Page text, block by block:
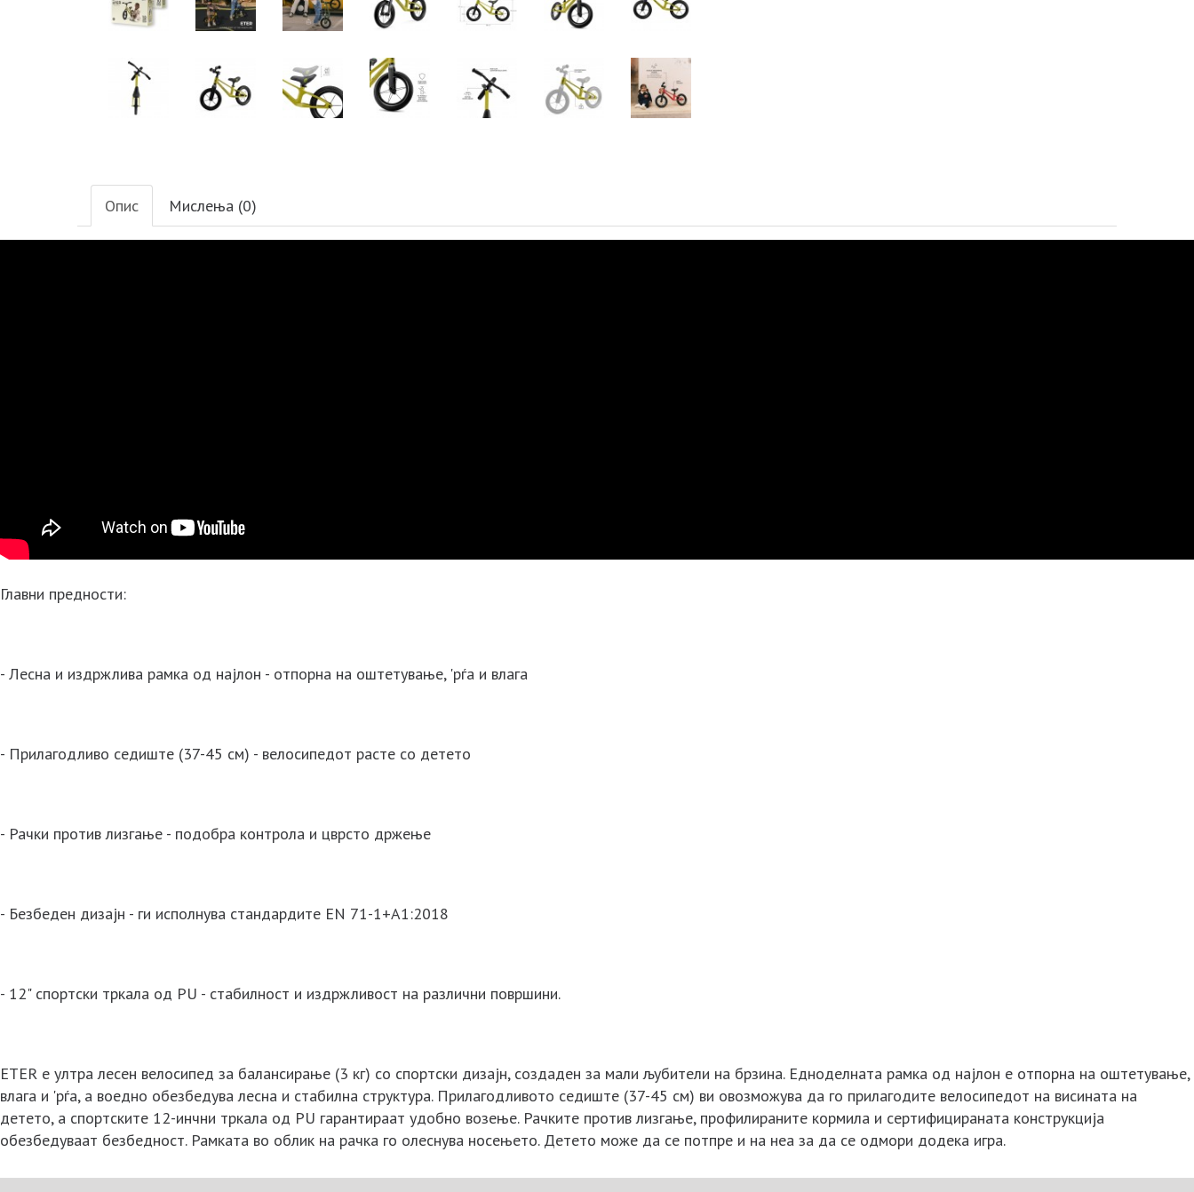
Опис Мислења (0)
Главни предности:
- Лесна и издржлива рамка од најлон - отпорна на оштетување, 'рѓа и влага
- Прилагодливо седиште (37-45 см) - велосипедот расте со детето
- Рачки против лизгање - подобра контрола и цврсто држење
- Безбеден дизајн - ги исполнува стандардите EN 71-1+A1:2018
- 12" спортски тркала од PU - стабилност и издржливост на различни површини.
ETER е ултра лесен велосипед за балансирање (3 кг) со спортски дизајн, создаден за мали љубители на брзина. Едноделната рамка од најлон е отпорна на оштетување,
влага и 'рѓа, а воедно обезбедува лесна и стабилна структура. Прилагодливото седиште (37-45 см) ви овозможува да го прилагодите велосипедот на висината на
детето, а спортските 12-инчни тркала од PU гарантираат удобно возење. Рачките против лизгање, профилираните кормила и сертифицираната конструкција
обезбедуваат безбедност. Рамката во облик на рачка го олеснува носењето. Детето може да се потпре и на неа за да се одмори додека игра.